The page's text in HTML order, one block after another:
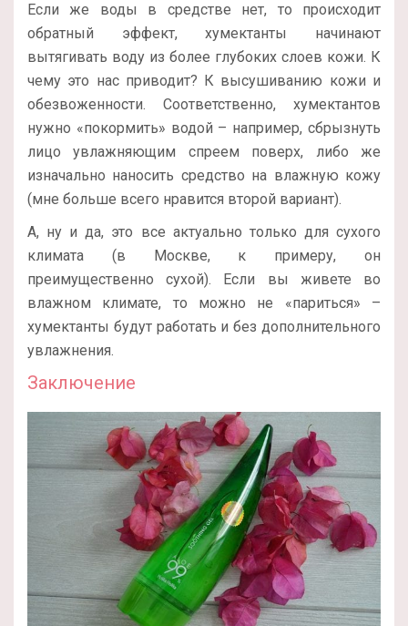
Если же воды в средстве нет, то происходит
обратный эффект, хумектанты начинают
вытягивать воду из более глубоких слоев кожи. К
чему это нас приводит? К высушиванию кожи и
обезвоженности. Соответственно, хумектантов
нужно «покормить» водой – например, сбрызнуть
лицо увлажняющим спреем поверх, либо же
изначально наносить средство на влажную кожу
(мне больше всего нравится второй вариант).
А, ну и да, это все актуально только для сухого
климата (в Москве, к примеру, он
преимущественно сухой). Если вы живете во
влажном климате, то можно не «париться» –
хумектанты будут работать и без дополнительного
увлажнения.
Заключение